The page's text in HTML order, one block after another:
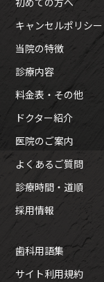
キャンセルポリシー
当院の特徴
診療内容
料金表・その他
ドクター紹介
医院のご案内
よくあるご質問
診療時間・道順
採用情報
歯科用語集
サイト利用規約